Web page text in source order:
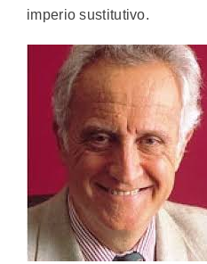
imperio sustitutivo.